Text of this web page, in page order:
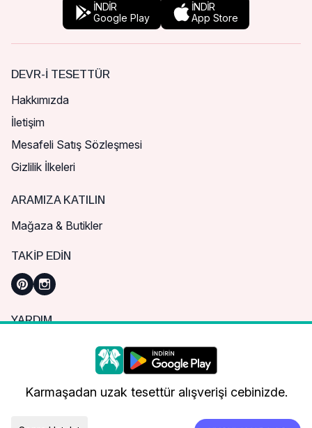
İNDİR
Google Play
İNDİR
App Store
DEVR-I TESETTÜR
Hakkımızda
İletişim
Mesafeli Satış Sözleşmesi
Gizlilik İlkeleri
ARAMIZA KATILIN
Mağaza & Butikler
TAKIP EDIN
YARDIM
Sık Sorulan Sorular
Nasıl Sipariş Verebilirim?
Kargo ve Teslimat
Daha iyi bir alışveriş deneyimi için çerezleri
kullanıyoruz.
Karmaşadan uzak tesettür alışverişi cebinizde.